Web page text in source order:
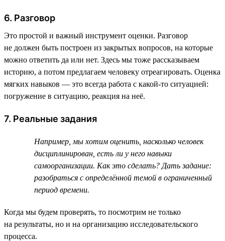
6. Разговор
Это простой и важный инструмент оценки. Разговор
не должен быть построен из закрытых вопросов, на которые
можно ответить да или нет. Здесь мы тоже рассказываем
историю, а потом предлагаем человеку отреагировать. Оценка
мягких навыков — это всегда работа с какой-то ситуацией:
погружение в ситуацию, реакция на неё.
7. Реальные задания
Например, мы хотим оценить, насколько человек
дисциплинирован, есть ли у него навыки
самоорганизации. Как это сделать? Дать задание:
разобраться с определённой темой в ограниченный
период времени.
Когда мы будем проверять, то посмотрим не только
на результаты, но и на организацию исследовательского
процесса.